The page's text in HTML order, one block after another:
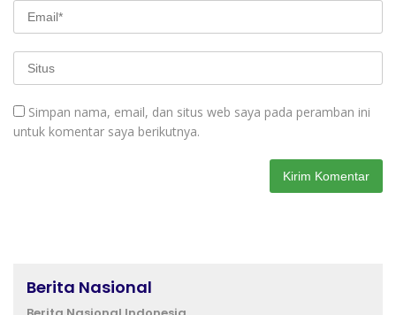
Simpan nama, email, dan situs web saya pada peramban ini
untuk komentar saya berikutnya.
Berita Nasional